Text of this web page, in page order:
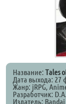
Название: Tales
Дата выхода: 27
Жанр: jRPG,
Разработчик:
Издатель: